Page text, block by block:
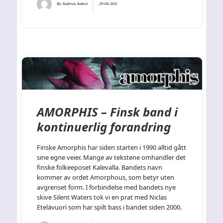
ByAndreas Aubert 29-04-2011
AMORPHIS – Finsk band i
kontinuerlig forandring
Finske Amorphis har siden starten i 1990 alltid gått
sine egne veier. Mange av tekstene omhandler det
finske folkeeposet Kalevalla. Bandets navn
kommer av ordet Amorphous, som betyr uten
avgrenset form. I forbindelse med bandets nye
skive Silent Waters tok vi en prat med Niclas
Etelävuori som har spilt bass i bandet siden 2000.